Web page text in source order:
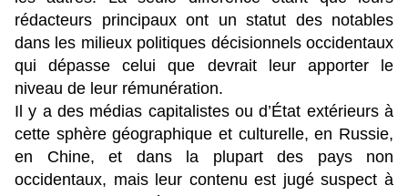
rédacteurs principaux ont un statut des notables
dans les milieux politiques décisionnels occidentaux
qui dépasse celui que devrait leur apporter le
niveau de leur rémunération.
Il y a des médias capitalistes ou d’État extérieurs à
cette sphère géographique et culturelle, en Russie,
en Chine, et dans la plupart des pays non
occidentaux, mais leur contenu est jugé suspect à